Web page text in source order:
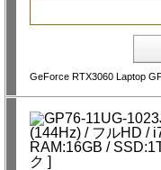
GeForce RTX3060 Laptop